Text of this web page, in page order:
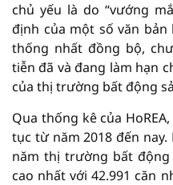
chủ yếu là do “vướng
định của một số văn
thống nhất đồng bộ,
tiễn đã và đang làm hạn
của thị trường bất động
Qua thống kê của
tục từ năm 2018 đến nay.
năm thị trường bất động
cao nhất với 42.991 căn